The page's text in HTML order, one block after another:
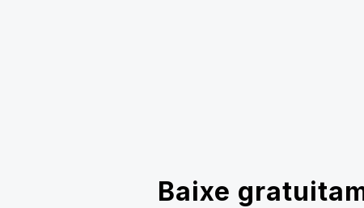
Baixe